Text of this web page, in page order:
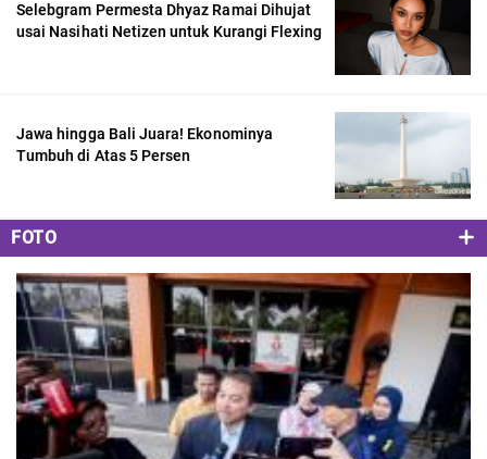
Selebgram Permesta Dhyaz Ramai Dihujat
usai Nasihati Netizen untuk Kurangi Flexing
Jawa hingga Bali Juara! Ekonominya
Tumbuh di Atas 5 Persen
FOTO